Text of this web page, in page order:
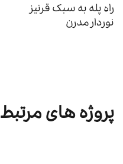
راه پله به سبک قرنیز
نوردار مدرن
پروژه های مرتبط